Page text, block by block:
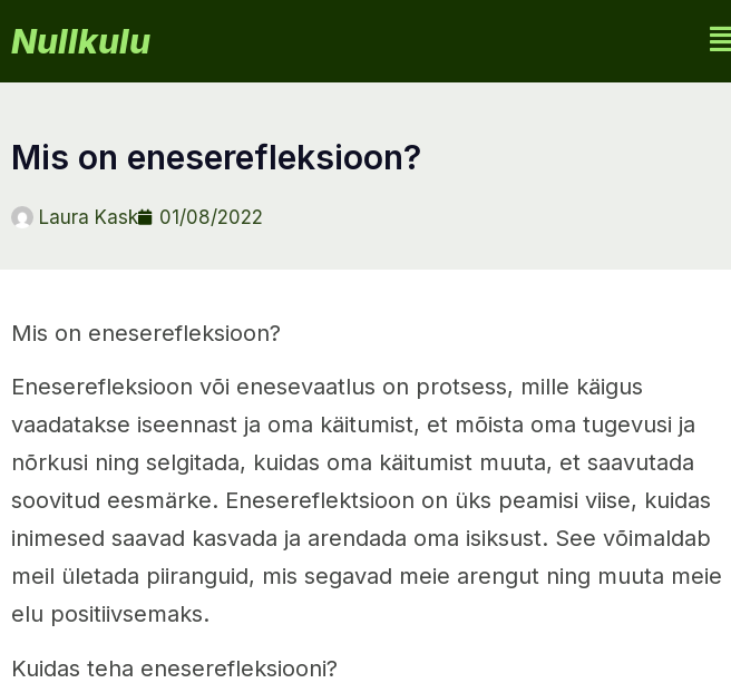
Nullkulu
mis on eneserefleksioon?
Laura Kask 01/08/2022
Mis on eneserefleksioon?
Eneserefleksioon või enesevaatlus on protsess, mille käigus
vaadatakse iseennast ja oma käitumist, et mõista oma tugevusi ja
nõrkusi ning selgitada, kuidas oma käitumist muuta, et saavutada
soovitud eesmärke. Enesereflektsioon on üks peamisi viise, kuidas
inimesed saavad kasvada ja arendada oma isiksust. See võimaldab
meil ületada piiranguid, mis segavad meie arengut ning muuta meie
elu positiivsemaks.
Kuidas teha eneserefleksiooni?